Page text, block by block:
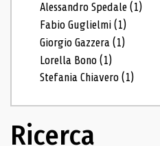
Alessandro Spedale(1)
Fabio Guglielmi(1)
Giorgio Gazzera(1)
Lorella Bono(1)
Stefania Chiavero(1)
Ricerca